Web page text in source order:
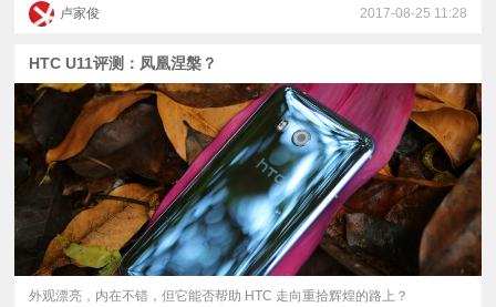
卢家俊 2017-08-25 11:28
HTC U11评测：凤凰涅槃？
外观漂亮，内在不错，但它能否帮助 HTC 走向重拾辉煌的路上？